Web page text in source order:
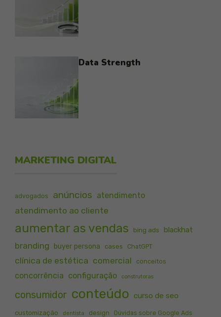
Data Strength
MARKETING DIGITAL
advogados anúncios atendimento
atendimento ao cliente
aumentar as vendas bing ads blackhat
branding buyer persona cases ChatGPT
clínica de estética comercial conceitos
concorrência configuração construtoras
consumidor conteúdo curso de seo
customização dentista design Dúvidas sobre Google Ads